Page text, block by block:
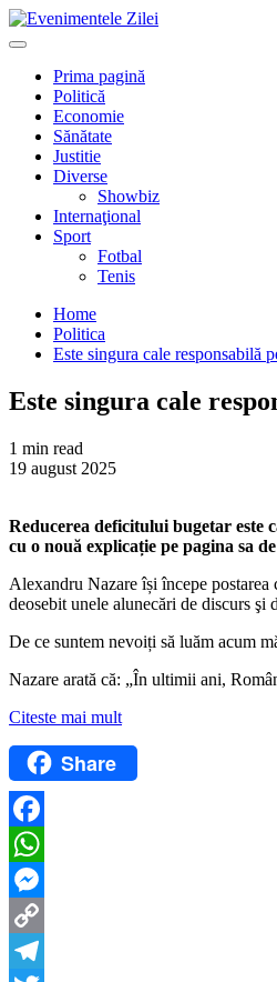
Mergi
la
Primary
Prima pagină
Politică
Economie
Sănătate
Justitie
Diverse
Showbiz
Internaţional
Sport
Fotbal
Tenis
Home
Politica
Este singura cale responsabilă
Este singura cale
1 min read
19 august 2025
Reducerea deficitului bugetar este
cu o nouă explicație pe pagina sa
Alexandru Nazare își începe
deosebit unele alunecări de discurs şi
De ce suntem nevoiți să luăm acum
Nazare arată că: „În ultimii ani,
Citeste mai mult
Share
Facebook
WhatsApp
Messenger
Copy